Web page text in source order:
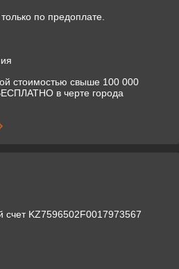
по предоплате.
стоимостью свыше 100 000
в черте города
счет KZ7596502F0017973567